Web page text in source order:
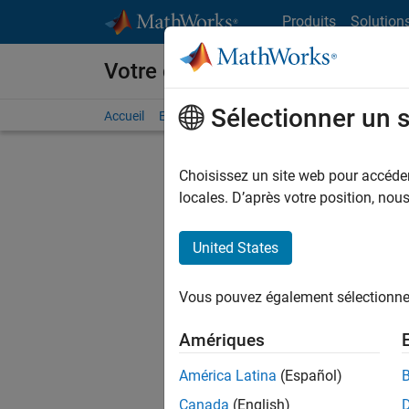
Produits
Votre carrière chez MathWorks
Accueil Explorer nos opportunités Adresses de
d'offre
Les
Sélectionner un
Choisissez un site web pour
locales. D’après votre position,
United States
Vous pouvez également
Amériques
América Latina (Español)
Canada (English)